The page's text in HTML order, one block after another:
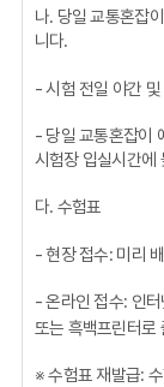
나. 당일 교통혼잡
니다.
- 시험 전일 야간
- 당일 교통혼잡이
시험장 입실시간에
다. 수험표
- 현장 접수: 미리
- 온라인 접수: 인
또는 흑백프린터로
※ 수험표 재발급: